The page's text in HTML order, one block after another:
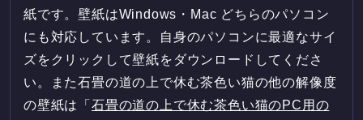
紙です。壁紙はWindows・Mac どちらのパソコン
にも対応しています。自身のパソコンに最適なサイ
ズをクリックして壁紙をダウンロードしてくださ
い。また石畳の道の上で休む茶色い猫の他の解像度
の壁紙は「 石畳の道の上で休む茶色い猫のPC用の